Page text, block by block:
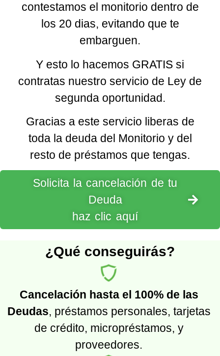
contestamos el monitorio dentro de
los 20 dias, evitando que te
embarguen.
Y esto lo hacemos GRATIS si
contratas nuestro servicio de Ley de
segunda oportunidad.
Gracias a este servicio liberas de
toda la deuda del Monitorio y del
resto de préstamos que tengas.
Solicita la cancelación de tu
Deuda
haz clic aquí
¿Qué conseguirás?
Cancelación hasta el 100% de las
Deudas, préstamos personales, tarjetas
de crédito, micropréstamos, y
proveedores.